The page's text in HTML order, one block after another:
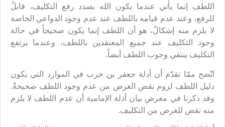
اللطف إنما يأتي عندما يكون الله بصدد رفع التكليف، قابلٌ
للرفع، وعند عدم قيامه باللطف عند عدم وجود الدواعي الخاصة
لا يلزم منه إشكالٌ، هو أن اللطف إنما يكون صحيحاً في حالة
وجود التكليف عند جميع المعتقدين باللطف، وعندما يرتفع
التكليف ينتفي وجوب اللطف أيضاً.
اتّضح ممّا تقدّم أن أدلة جعفر بن حرب في الموارد التي يكون
دليل اللطف لزوم نقض الغرض من عدم وجود اللطف صحيحةٌ.
وقد ذكرنا في معرض بيان أدلة الإمامية أن عدم اللطف لا يلزم
منه نقض للغرض من التكليف.